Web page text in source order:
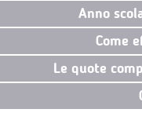
Anno
Come
Le quote